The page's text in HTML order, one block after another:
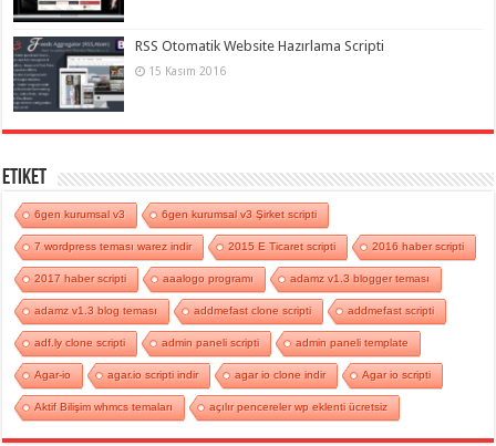
RSS Otomatik Website Hazırlama Scripti
15 Kasım 2016
Etiket
6gen kurumsal v3 6gen kurumsal v3 Şirket scripti
7 wordpress teması warez indir 2015 E Ticaret scripti 2016 haber scripti
2017 haber scripti aaalogo programı adamz v1.3 blogger teması
adamz v1.3 blog teması addmefast clone scripti addmefast scripti
adf.ly clone scripti admin paneli scripti admin paneli template
Agar-io agar.io scripti indir agar io clone indir Agar io scripti
Aktif Bilişim whmcs temaları açılır pencereler wp eklenti ücretsiz